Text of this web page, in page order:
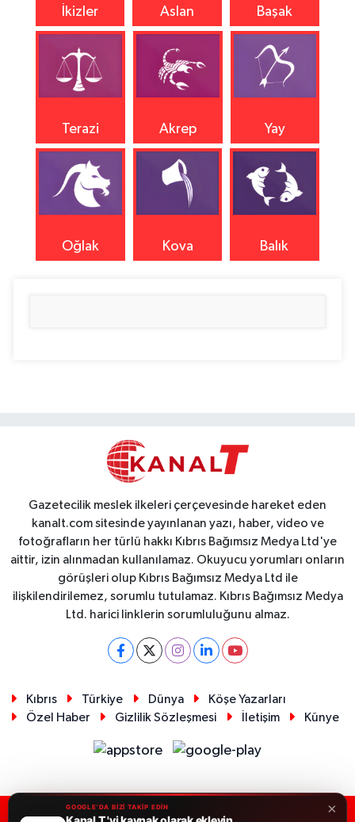
İkizler Aslan Başak
Terazi Akrep Yay
Oğlak Kova Balık
Gazetecilik meslek ilkeleri çerçevesinde hareket eden
kanalt.com sitesinde yayınlanan yazı, haber, video ve
fotoğrafların her türlü hakkı Kıbrıs Bağımsız Medya Ltd'ye
aittir, izin alınmadan kullanılamaz. Okuyucu yorumları onların
görüşleri olup Kıbrıs Bağımsız Medya Ltd ile
ilişkilendirilemez, sorumlu tutulamaz. Kıbrıs Bağımsız Medya
Ltd. harici linklerin sorumluluğunu almaz.
Kıbrıs Türkiye Dünya
Köşe Yazarları
Özel Haber
Gizlilik Sözleşmesi İletişim Künye
×
GOOGLE'DA BİZİ TAKİP EDİN